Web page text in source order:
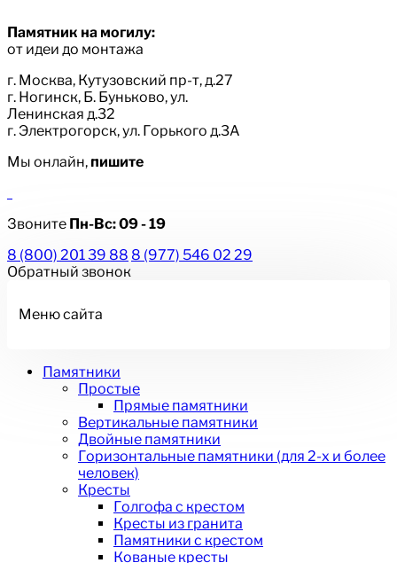
Памятник на могилу:
от идеи до монтажа
г. Москва, Кутузовский пр-т, д.27
г. Ногинск, Б. Буньково, ул.
Ленинская д.32
г. Электрогорск, ул. Горького д.3А
Мы онлайн, пишите
Звоните Пн-Вс:09 - 19
8 (800) 201 39 88 8 (977) 546 02 29
Обратный звонок
Меню сайта
Памятники
Простые
Прямые памятники
Вертикальные памятники
Двойные памятники
Горизонтальные памятники (для 2-х и более
человек)
Кресты
Голгофа с крестом
Кресты из гранита
Памятники с крестом
Кованые кресты